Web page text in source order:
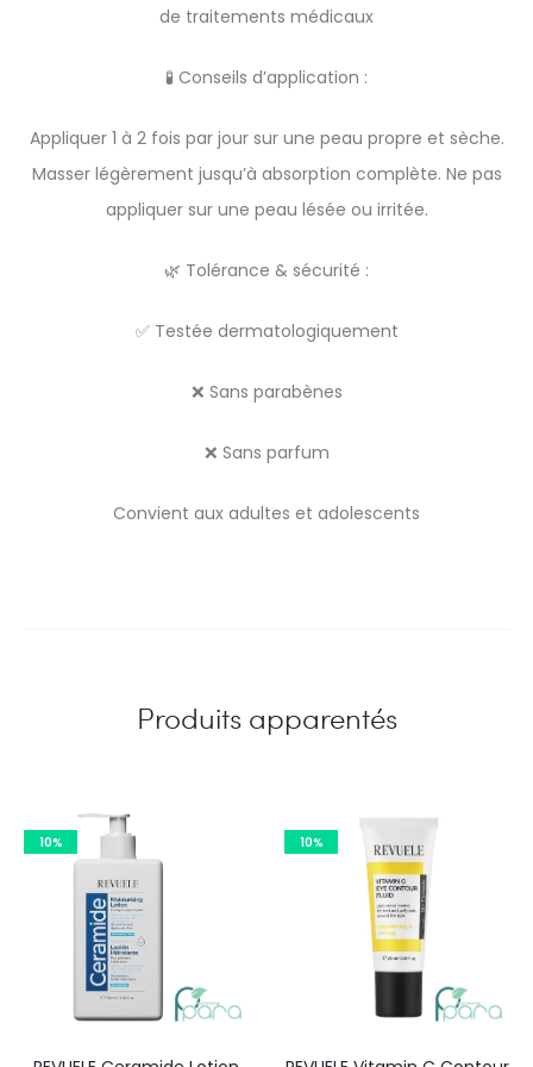
de traitements médicaux
🧪 Conseils d’application :
Appliquer 1 à 2 fois par jour sur une peau propre et sèche.
Masser légèrement jusqu’à absorption complète. Ne pas
appliquer sur une peau lésée ou irritée.
🌿 Tolérance & sécurité :
✅ Testée dermatologiquement
❌ Sans parabènes
❌ Sans parfum
Convient aux adultes et adolescents
Produits apparentés
10% 10%